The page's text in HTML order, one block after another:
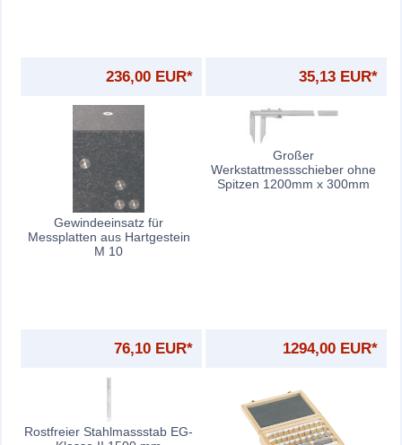
236,00 EUR* 35,13 EUR*
Gewindeeinsatz für
Messplatten aus Hartgestein
M 10
76,10 EUR*
Großer
Werkstattmessschieber ohne
Spitzen 1200mm x 300mm
1294,00 EUR*
Rostfreier Stahlmassstab EG-